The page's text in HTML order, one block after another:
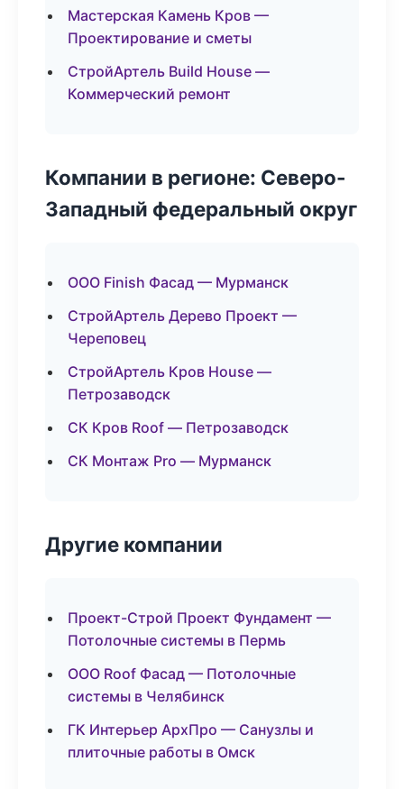
Мастерская Камень Кров —
Проектирование и сметы
СтройАртель Build House —
Коммерческий ремонт
Компании в регионе: Северо-
Западный федеральный округ
ООО Finish Фасад — Мурманск
СтройАртель Дерево Проект —
Череповец
СтройАртель Кров House —
Петрозаводск
СК Кров Roof — Петрозаводск
СК Монтаж Pro — Мурманск
Другие компании
Проект-Строй Проект Фундамент —
Потолочные системы в Пермь
ООО Roof Фасад — Потолочные
системы в Челябинск
ГК Интерьер АрхПро — Санузлы и
плиточные работы в Омск